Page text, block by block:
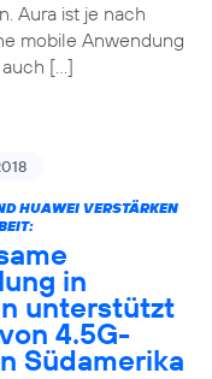
Aura ist je nach
mobile Anwendung
auch […]
HUAWEI VERSTÄRKEN
in
unterstützt
4.5G-
Südamerika